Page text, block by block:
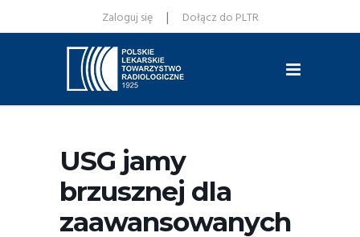
Zaloguj się | Dołącz do PLTR
USG jamy
brzusznej dla
zaawansowanych